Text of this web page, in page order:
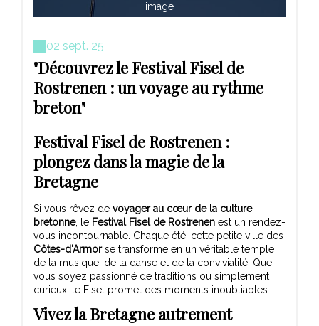
image
02 sept. 25
"Découvrez le Festival Fisel de
Rostrenen : un voyage au rythme
breton"
Festival Fisel de Rostrenen :
plongez dans la magie de la
Bretagne
Si vous rêvez de voyager au cœur de la culture
bretonne, le Festival Fisel de Rostrenen est un rendez-
vous incontournable. Chaque été, cette petite ville des
Côtes-d'Armorse transforme en un véritable temple
de la musique, de la danse et de la convivialité. Que
vous soyez passionné de traditions ou simplement
curieux, le Fisel promet des moments inoubliables.
Vivez la Bretagne autrement